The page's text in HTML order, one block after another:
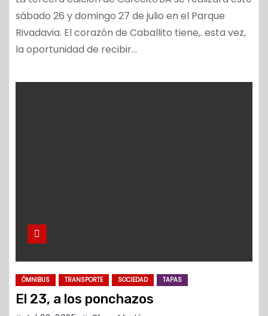
sábado 26 y domingo 27 de julio en el Parque
Rivadavia. El corazón de Caballito tiene,. esta vez,
la oportunidad de recibir…
ÓMNIBUS TRANSPORTE SOCIEDAD TAPAS
El 23, a los ponchazos